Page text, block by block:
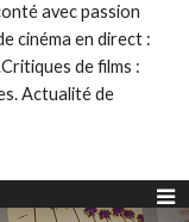
avec passion
cinéma en direct :
de films :
Actualité de